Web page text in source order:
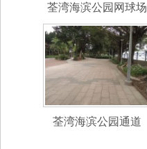
荃湾海滨公园网球场
荃湾海滨公园通道